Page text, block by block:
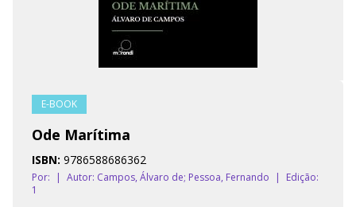
E-BOOK
Ode Marítima
ISBN: 9786588686362
Por: | Autor: Campos, Álvaro de; Pessoa, Fernando |
Edição:
1